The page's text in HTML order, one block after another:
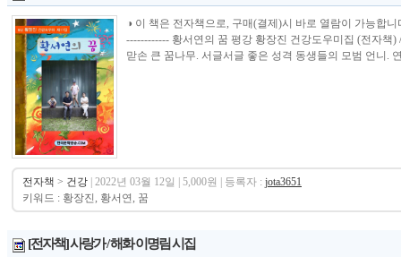
◑ 이 책은 전자책으로, 구매(결제)시 바로 열람이 가능합
------------ 황서연의 꿈 평강 황장진 건강도우미집 (전자
맏손 큰 꿈나무. 서글서글 좋은 성격 동생들의 모범 언니.
전자책 > 건강 | 2022년 03월 12일 | 5,000원 | 등록자 : jota3651
키워드 : 황장진, 황서연, 꿈
[전자책] 사랑가 / 해화 이명림 시집